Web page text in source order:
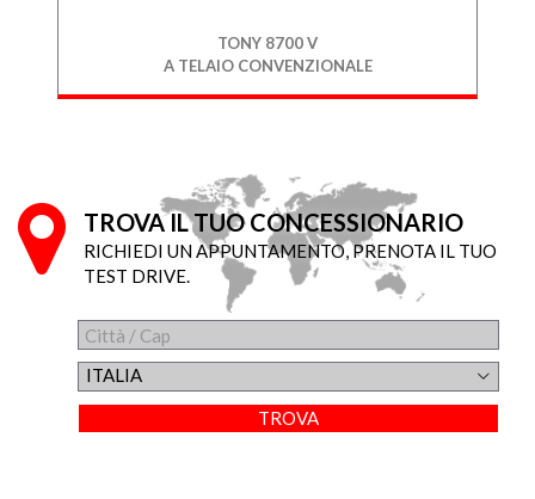
TONY 8700 V
A TELAIO CONVENZIONALE
TROVA IL TUO CONCESSIONARIO
RICHIEDI UN APPUNTAMENTO, PRENOTA IL TUO
TEST DRIVE.
ITALIA